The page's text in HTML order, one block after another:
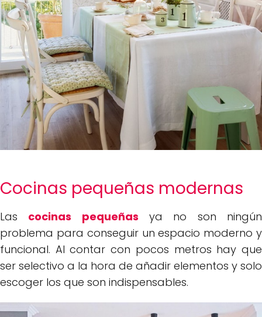
Cocinas pequeñas modernas
Las cocinas pequeñas ya no son ningún
problema para conseguir un espacio moderno y
funcional. Al contar con pocos metros hay que
ser selectivo a la hora de añadir elementos y solo
escoger los que son indispensables.